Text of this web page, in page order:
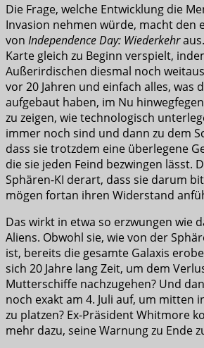
Die Frage, welche Entwicklung die
Invasion nehmen würde, macht den
von Independence Day: Wiederkehr
Karte gleich zu Beginn verspielt,
Außerirdischen diesmal noch
vor 20 Jahren und einfach alles, was
aufgebaut haben, im Nu
zu zeigen, wie technologisch
immer noch sind und dann zu dem
dass sie trotzdem eine überlegene
die sie jeden Feind bezwingen lässt.
Sphären-KI derart, dass sie darum
mögen fortan ihren Widerstand
Das wirkt in etwa so erzwungen wie
Aliens. Obwohl sie, wie von der
ist, bereits die gesamte Galaxis
sich 20 Jahre lang Zeit, um dem
Mutterschiffe nachzugehen? Und
noch exakt am 4. Juli auf, um mitten
zu platzen? Ex-Präsident Whitmore
mehr dazu, seine Warnung zu Ende